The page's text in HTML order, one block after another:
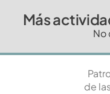
Más
No
de